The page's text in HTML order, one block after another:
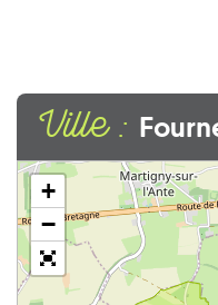
Ville :
+
−